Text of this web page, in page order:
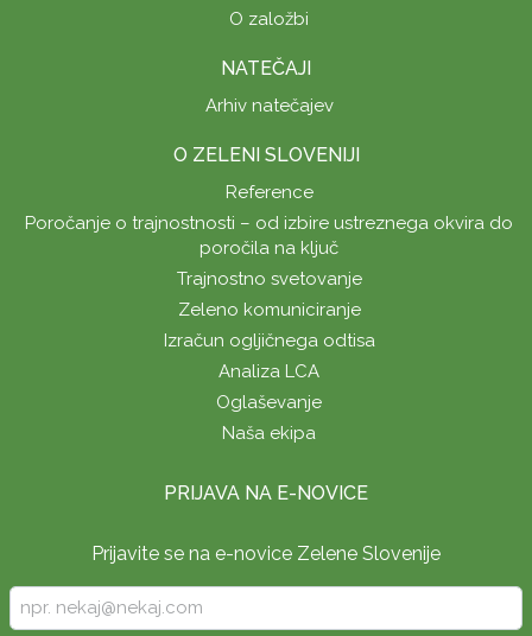
O založbi
NATEČAJI
Arhiv natečajev
O ZELENI SLOVENIJI
Reference
Poročanje o trajnostnosti – od izbire ustreznega okvira do
poročila na ključ
Trajnostno svetovanje
Zeleno komuniciranje
Izračun ogljičnega odtisa
Analiza LCA
Oglaševanje
Naša ekipa
PRIJAVA NA E-NOVICE
Prijavite se na e-novice Zelene Slovenije